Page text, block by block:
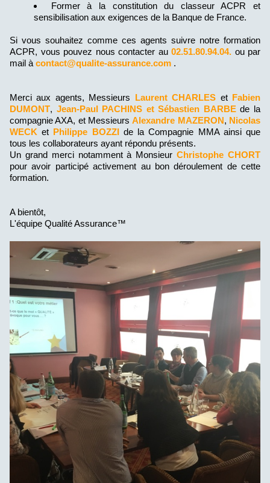
Former à la constitution du classeur ACPR et
sensibilisation aux exigences de la Banque de France.
Si vous souhaitez comme ces agents suivre notre formation
ACPR, vous pouvez nous contacter au 02.51.80.94.04. ou par
mail à contact@qualite-assurance.com .
Merci aux agents, Messieurs Laurent CHARLES et Fabien
DUMONT, Jean-Paul PACHINS et Sébastien BARBEde la
compagnie AXA, et MessieursAlexandre MAZERON, Nicolas
WECK et Philippe BOZZIde la Compagnie MMA ainsi que
tous les collaborateurs ayant répondu présents.
Un grand merci notamment à MonsieurChristophe CHORT
pour avoir participé activement au bon déroulement de cette
formation.
A bientôt,
L'équipe Qualité Assurance™